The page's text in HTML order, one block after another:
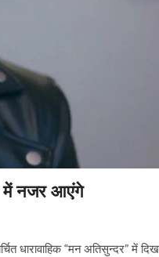
में नजर आएंगे
धारावाहिक “मन अतिसुन्दर” में